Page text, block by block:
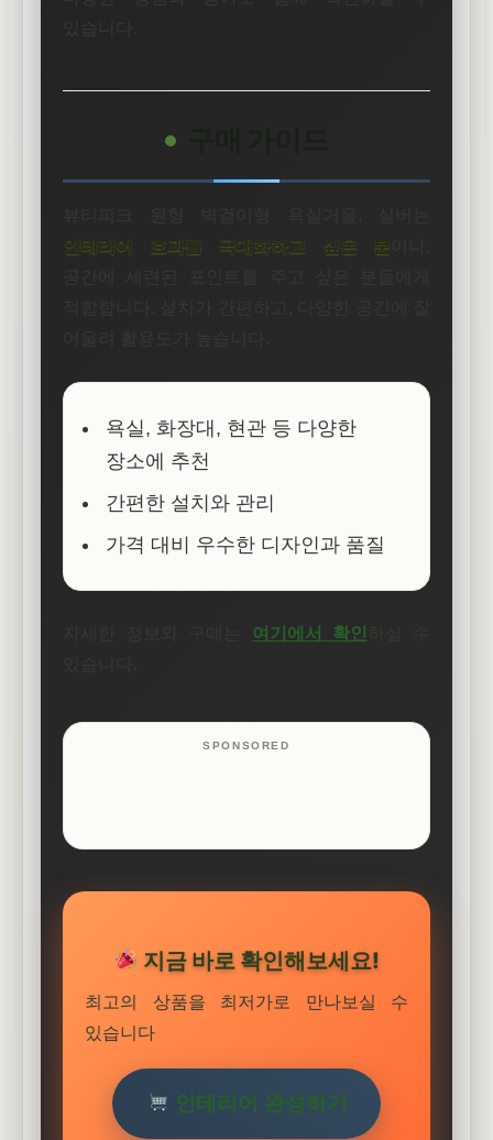
있습니다.
인테리어 효과를 극대화하고 싶은 분
욕실, 화장대, 현관 등 다양한
장소에 추천
간편한 설치와 관리
가격 대비 우수한 디자인과 품질
여기에서 확인
지금 바로 확인해보세요!
최고의 상품을 최저가로 만나보실 수
있습니다
인테리어 완성하기